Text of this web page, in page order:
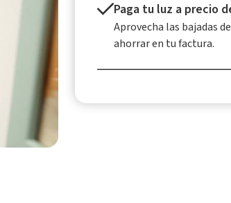
Paga tu luz a precio
Aprovecha las bajadas
ahorrar en tu factura.